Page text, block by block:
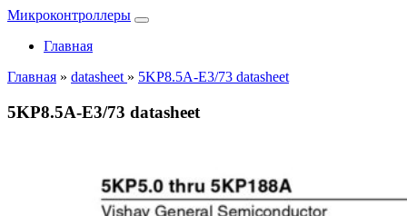
Микроконтроллеры
Главная
Главная » datasheet » 5KP8.5A-E3/73 datasheet
5KP8.5A-E3/73 datasheet